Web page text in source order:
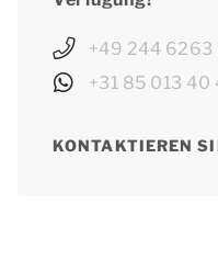
+49 244
+31 85 013 40
KONTAKTIEREN